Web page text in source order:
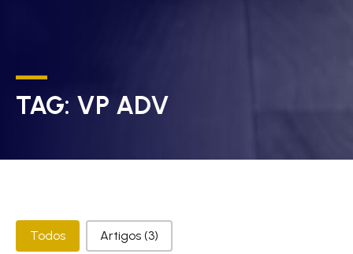
TAG: VP ADV
Categorias
Todos Artigos (3)